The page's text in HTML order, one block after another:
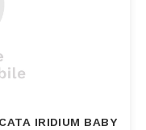
IRIDIUM BABY